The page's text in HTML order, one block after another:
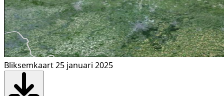
Bliksemkaart 25 januari 2025